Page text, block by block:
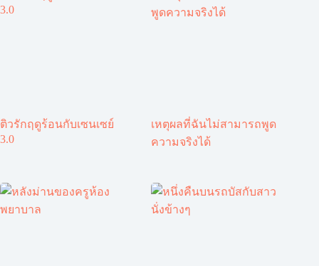
ติวรักฤดูร้อนกับเซนเซย์
3.0
เหตุผลที่ฉันไม่สามารถพูด
ความจริงได้